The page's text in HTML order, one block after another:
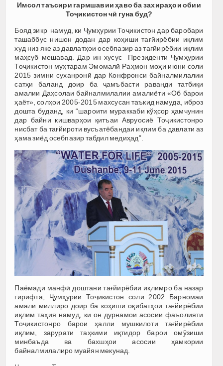
Имсол таъсири гармшавии ҳаво ба захираҳои обии
Тоҷикистон чӣ гуна буд?
Бояд зикр намуд, ки Ҷумҳурии Тоҷикистон дар баробари
ташаббус нишон додан дар коҳиши тағйирёбии иқлим
худ низ яке аз давлатҳои осебпазир аз тағйирёбии иқлим
маҳсуб мешавад. Дар ин хусус Президенти Ҷумҳурии
Тоҷикистон муҳтарам Эмомалӣ Раҳмон моҳи июни соли
2015 зимни суханронӣ дар Конфронси байналмилалии
сатҳи баланд доир ба ҷамъбасти раванди татбиқи
амалии Даҳсолаи байналмилалии амалиёти «Об барои
ҳаёт», солҳои 2005-2015 махсусан таъкид намуда, иброз
дошта буданд, ки “шароити мураккаби кўҳсор ҳамчунин
дар байни кишварҳои қитъаи Авруосиё Тоҷикистонро
нисбат ба тағйироти вусъатёбандаи иқлим ба давлати аз
ҳама зиёд осебпазир табдил медиҳад”.
Паёмади манфӣ доштани тағйирёбии иқлимро ба назар
гирифта, Ҷумҳурии Тоҷикистон соли 2002 Барномаи
амали миллиро доир ба коҳиши оқибатҳои тағйирёбии
иқлим таҳия намуд, ки он дурнамои асосии фаъолияти
Тоҷикистонро барои ҳалли мушкилоти тағйирёбии
иқлим, зарурати таҳкими иқтидор барои омўзиши
минбаъда ва бахшҳои асосии ҳамкории
байналмилалиро муайян мекунад.